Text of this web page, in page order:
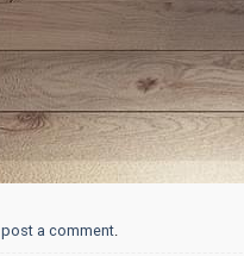
post a comment.